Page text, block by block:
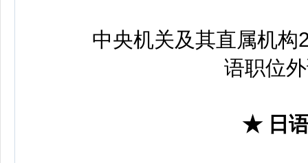
中央机关及其直属机构
语职位
★ 日